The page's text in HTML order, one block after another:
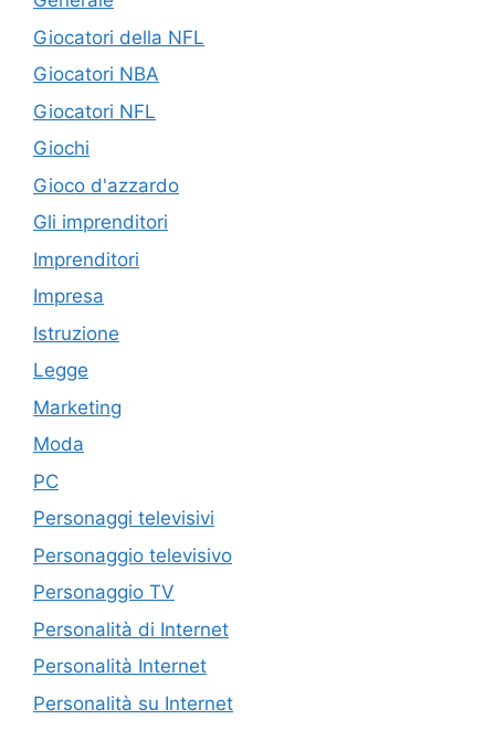
Giocatori della NFL
Giocatori NBA
Giocatori NFL
Giochi
Gioco d'azzardo
Gli imprenditori
Imprenditori
Impresa
Istruzione
Legge
Marketing
Moda
PC
Personaggi televisivi
Personaggio televisivo
Personaggio TV
Personalità di Internet
Personalità Internet
Personalità su Internet